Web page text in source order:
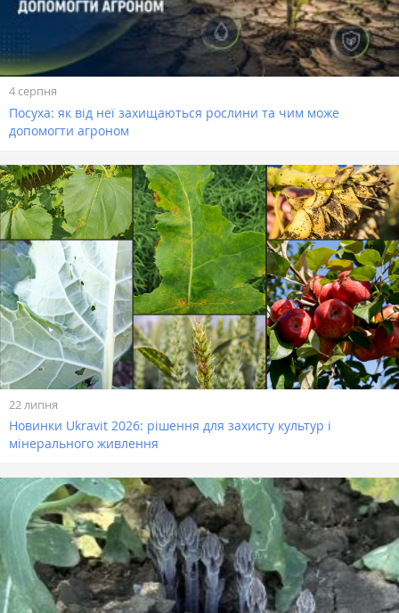
4 серпня
Посуха: як від неї захищаються рослини та чим може
допомогти агроном
22 липня
Новинки Ukravit 2026: рішення для захисту культур і
мінерального живлення